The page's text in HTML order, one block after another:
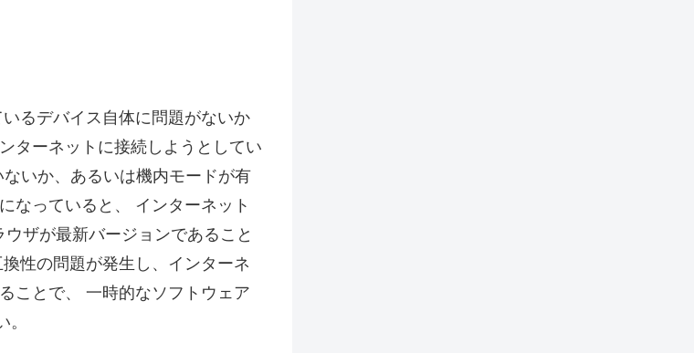
るデバイス自体に問題がないか
ターネットに接続しようとしてい
いか、あるいは機内モードが有
なっていると、 インターネット
ザが最新バージョンであること
性の問題が発生し、インターネ
ことで、 一時的なソフトウェア